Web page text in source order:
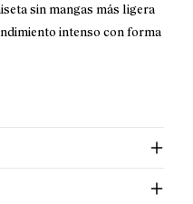
sin mangas más ligera
intenso con forma